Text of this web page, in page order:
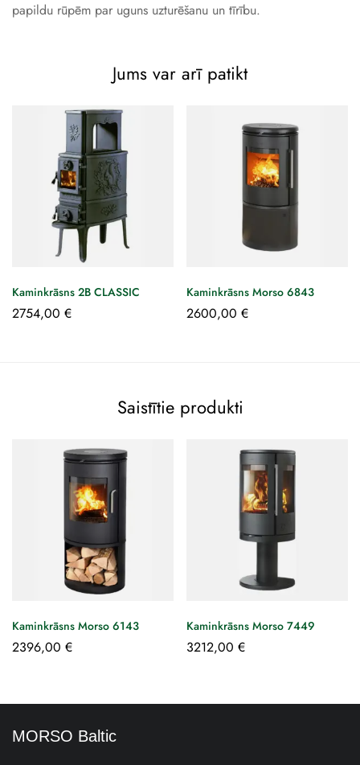
papildu rūpēm par uguns uzturēšanu un tīrību.
Jums var arī patikt
Kaminkrāsns 2B CLASSIC
2754,00 €
Kaminkrāsns Morso 6843
2600,00 €
Saistītie produkti
Kaminkrāsns Morso 6143
2396,00 €
Kaminkrāsns Morso 7449
3212,00 €
MORSO Baltic